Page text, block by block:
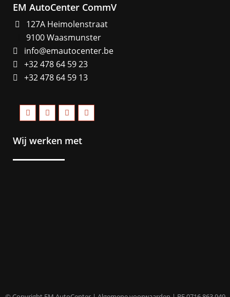
EM AutoCenter CommV
127A Heimolenstraat
9100 Waasmunster
info@emautocenter.be
+32 478 64 59 23
+32 478 64 59 13
Wij werken met